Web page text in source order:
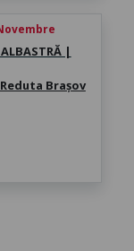
|
Brașov